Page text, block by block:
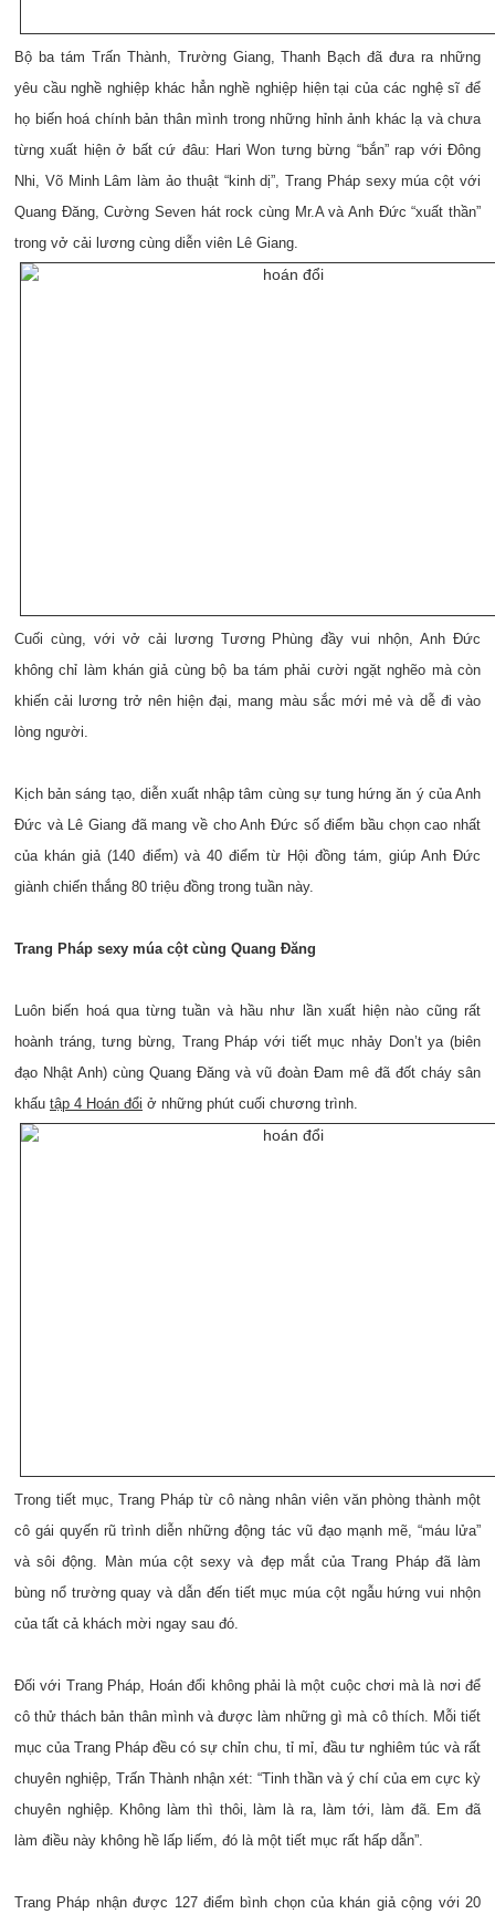
Bộ ba tám Trấn Thành, Trường Giang, Thanh Bạch đã đưa ra những
yêu cầu nghề nghiệp khác hẳn nghề nghiệp hiện tại của các nghệ sĩ để
họ biến hoá chính bản thân mình trong những hỉnh ảnh khác lạ và chưa
từng xuất hiện ở bất cứ đâu: Hari Won tưng bừng “bắn” rap với Đông
Nhi, Võ Minh Lâm làm ảo thuật “kinh dị”, Trang Pháp sexy múa cột với
Quang Đăng, Cường Seven hát rock cùng Mr.A và Anh Đức “xuất thần”
trong vở cải lương cùng diễn viên Lê Giang.
Cuối cùng, với vở cải lương Tương Phùng đầy vui nhộn, Anh Đức
không chỉ làm khán giả cùng bộ ba tám phải cười ngặt nghẽo mà còn
khiến cải lương trở nên hiện đại, mang màu sắc mới mẻ và dễ đi vào
lòng người.
Kịch bản sáng tạo, diễn xuất nhập tâm cùng sự tung hứng ăn ý của Anh
Đức và Lê Giang đã mang về cho Anh Đức số điểm bầu chọn cao nhất
của khán giả (140 điểm) và 40 điểm từ Hội đồng tám, giúp Anh Đức
giành chiến thắng 80 triệu đồng trong tuần này.
Trang Pháp sexy múa cột cùng Quang Đăng
Luôn biến hoá qua từng tuần và hầu như lần xuất hiện nào cũng rất
hoành tráng, tưng bừng, Trang Pháp với tiết mục nhảy Don’t ya (biên
đạo Nhật Anh) cùng Quang Đăng và vũ đoàn Đam mê đã đốt cháy sân
khấu tập 4 Hoán đổi ở những phút cuối chương trình.
Trong tiết mục, Trang Pháp từ cô nàng nhân viên văn phòng thành một
cô gái quyến rũ trình diễn những động tác vũ đạo mạnh mẽ, “máu lửa”
và sôi động. Màn múa cột sexy và đẹp mắt của Trang Pháp đã làm
bùng nổ trường quay và dẫn đến tiết mục múa cột ngẫu hứng vui nhộn
của tất cả khách mời ngay sau đó.
Đối với Trang Pháp, Hoán đổi không phải là một cuộc chơi mà là nơi để
cô thử thách bản thân mình và được làm những gì mà cô thích. Mỗi tiết
mục của Trang Pháp đều có sự chỉn chu, tỉ mỉ, đầu tư nghiêm túc và rất
chuyên nghiệp, Trấn Thành nhận xét: “Tinh thần và ý chí của em cực kỳ
chuyên nghiệp. Không làm thì thôi, làm là ra, làm tới, làm đã. Em đã
làm điều này không hề lấp liếm, đó là một tiết mục rất hấp dẫn”.
Trang Pháp nhận được 127 điểm bình chọn của khán giả cộng với 20